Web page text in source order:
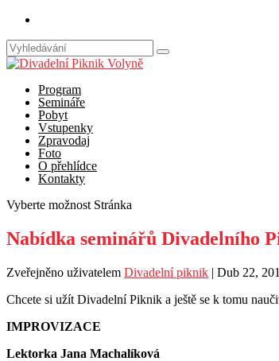
Program
Semináře
Pobyt
Vstupenky
Zpravodaj
Foto
O přehlídce
Kontakty
Vyberte možnost Stránka
Nabídka seminářů Divadelního
Zveřejněno uživatelem Divadelní piknik | Dub 22,
Chcete si užít Divadelní Piknik a ještě se k tomu
IMPROVIZACE
Lektorka Jana Machalíková